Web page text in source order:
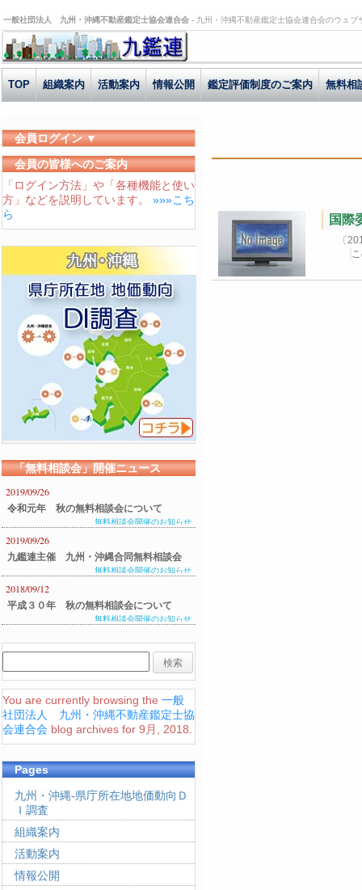
一般社団法人 九州・沖縄不動産鑑定士協会連合会 - 九州・沖縄不動産鑑定士協会連合会のウェ
TOP 組織案内 活動案内 情報公開 鑑定評価制度のご案内 無料相
国際
〔
会員ログイン ▼
ユーザーID
パスワード
会員の皆様へのご案内
「ログイン方法」や「各種機能と使い
方」などを説明しています。 »»»こち
ら
「無料相談会」開催ニュース
2019/09/26
令和元年 秋の無料相談会について
無料相談会開催のお知らせ
2019/09/26
九鑑連主催 九州・沖縄合同無料相談会
のご案内
無料相談会開催のお知らせ
2018/09/12
平成３０年 秋の無料相談会について
無料相談会開催のお知らせ
You are currently browsing the 一般
社団法人 九州・沖縄不動産鑑定士協
会連合会 blog archives for 9月, 2018.
Pages
九州・沖縄-県庁所在地地価動向Ｄ
Ｉ調査
組織案内
活動案内
情報公開